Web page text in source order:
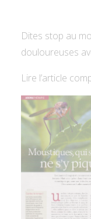
Dites stop au
douloureuses
Lire l’article